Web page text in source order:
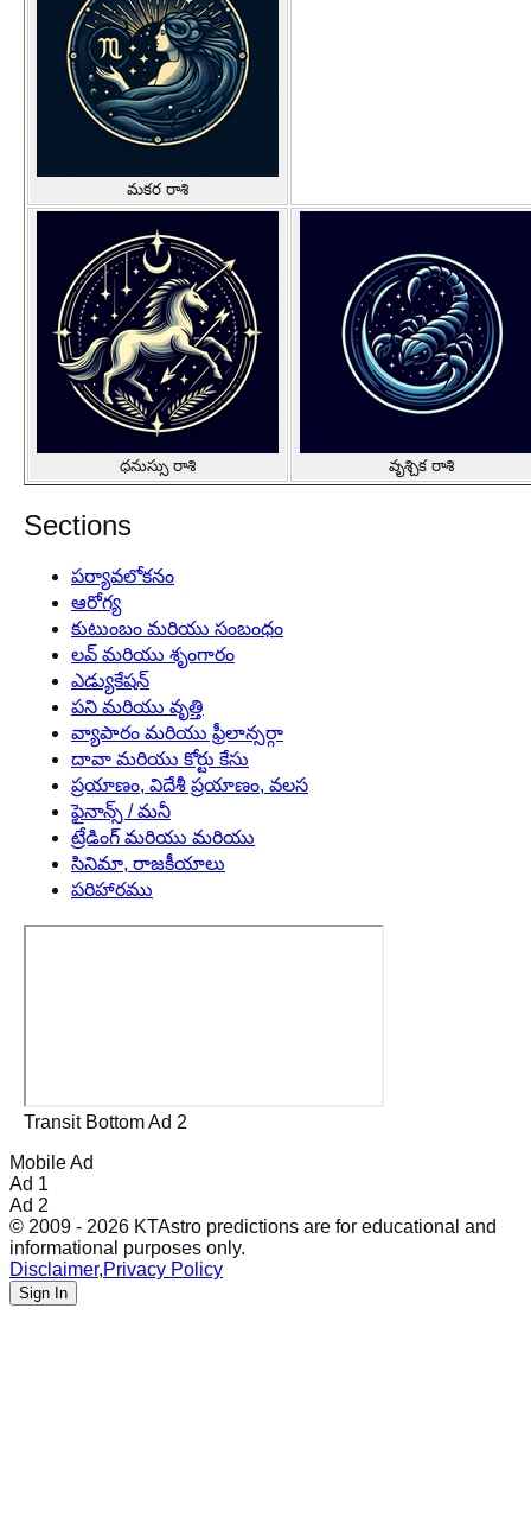
మకర రాశి
ధనుస్సు రాశి వృశ్చిక రాశి
Sections
పర్యావలోకనం
ఆరోగ్య
కుటుంబం మరియు సంబంధం
లవ్ మరియు శృంగారం
ఎడ్యుకేషన్
పని మరియు వృత్తి
వ్యాపారం మరియు ఫ్రీలాన్సర్గా
దావా మరియు కోర్టు కేసు
ప్రయాణం, విదేశీ ప్రయాణం, వలస
ఫైనాన్స్ / మనీ
ట్రేడింగ్ మరియు మరియు
సినిమా, రాజకీయాలు
పరిహారము
Transit Bottom Ad 2
Mobile Ad
Ad 1
Ad 2
© 2009 - 2026 KTAstro predictions are for educational and
informational purposes only.
Disclaimer,Privacy Policy
Sign In